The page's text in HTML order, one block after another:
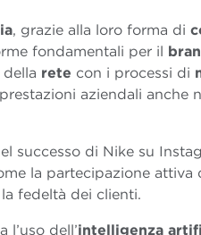
, grazie alla loro forma di
fondamentali per il
della rete con i processi di
aziendali anche
successo di Nike su
la partecipazione attiva
fedeltà dei clienti.
dell’intelligenza